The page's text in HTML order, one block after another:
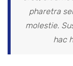
pharetra
molestie.
hac